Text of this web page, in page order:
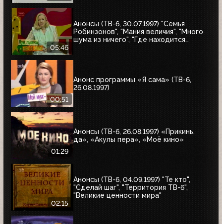
05:46
Анонсы (ТВ-6, 30.07.1997) "Семья
Робинзонов", "Мания величия", "Много
шума из ничего", "Где находится
00:51
Анонс программы «Я сама» (ТВ-6,
26.08.1997)
01:29
Анонсы (ТВ-6, 26.08.1997) «Прикинь,
да», «Акулы пера», «Моё кино»
02:15
Анонсы (ТВ-6, 04.09.1997) "Те кто",
"Сделай шаг", "Территория ТВ-6",
"Великие ценности мира"